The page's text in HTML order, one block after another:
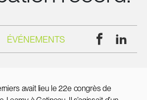
ÉVÉNEMENTS Facebook
avait lieu le 22e congrès de